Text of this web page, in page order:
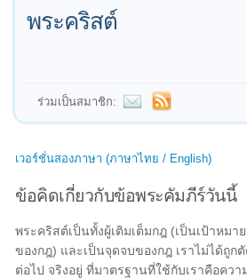
พระคริสต์
ร่วมเป็นสมาชิก:
เวอร์ชั่นสองภาษา (ภาษาไทย / English)
ข้อคิดเกี่ยวกับข้อพระคัมภีร์วันนี้
พระคริสต์เป็นทั้งผู้เติมเต็มกฎ (เป็นเป้าหมา
ของกฎ) และเป็นจุดจบของกฎ เราไม่ได้ถูก
ต่อไป จริงอยู่ ที่มาตรฐานที่ใช้กับเราคือคว